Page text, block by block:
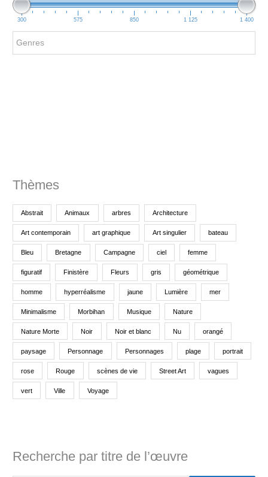
300 575 850 1 125 1 400
Thèmes
Abstrait Animaux arbres Architecture
Art contemporain art graphique Art singulier bateau
Bleu Bretagne Campagne ciel femme
figuratif Finistère Fleurs gris géométrique
homme hyperréalisme jaune Lumière mer
Minimalisme Morbihan Musique Nature
Nature Morte Noir Noir et blanc Nu orangé
paysage Personnage Personnages plage portrait
rose Rouge scènes de vie Street Art vagues
vert Ville Voyage
Recherche par titre de l’œuvre
h